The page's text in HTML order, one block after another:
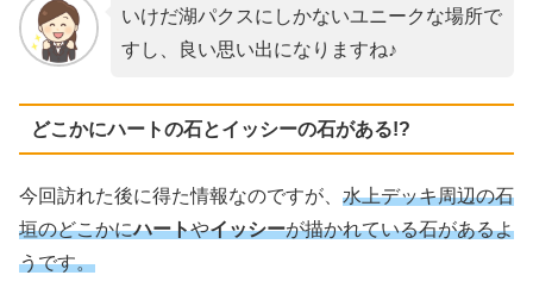
いけだ湖パクスにしかないユニークな場所で
すし、良い思い出になりますね♪
どこかにハートの石とイッシーの石がある!?
今回訪れた後に得た情報なのですが、 水上デッキ周辺の石
垣のどこかにハートやイッシーが描かれている石があるよ
うです。